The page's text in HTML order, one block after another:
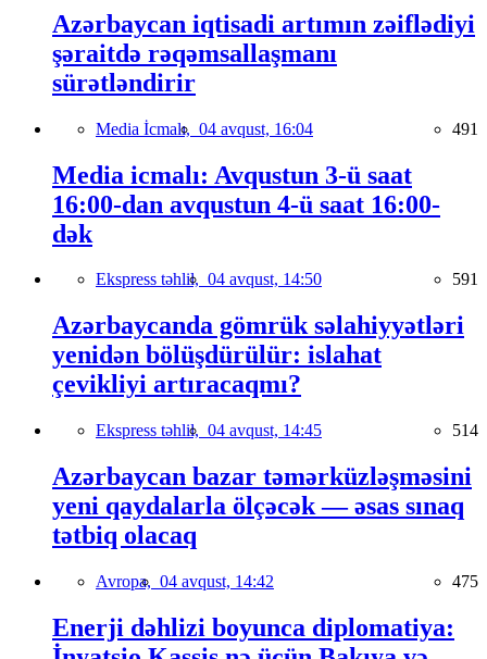
Azərbaycan iqtisadi artımın zəiflədiyi
şəraitdə rəqəmsallaşmanı
sürətləndirir
Media İcmalı, 04 avqust, 16:04 491
Media icmalı: Avqustun 3-ü saat
16:00-dan avqustun 4-ü saat 16:00-
dək
Ekspress təhlil, 04 avqust, 14:50 591
Azərbaycanda gömrük səlahiyyətləri
yenidən bölüşdürülür: islahat
çevikliyi artıracaqmı?
Ekspress təhlil, 04 avqust, 14:45 514
Azərbaycan bazar təmərküzləşməsini
yeni qaydalarla ölçəcək — əsas sınaq
tətbiq olacaq
Avropa, 04 avqust, 14:42 475
Enerji dəhlizi boyunca diplomatiya: